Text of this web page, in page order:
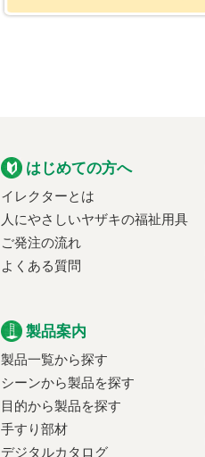
はじめての方へ
イレクターとは
人にやさしいヤザキの福祉用具
ご発注の流れ
よくある質問
製品案内
製品一覧から探す
シーンから製品を探す
目的から製品を探す
手すり部材
デジタルカタログ